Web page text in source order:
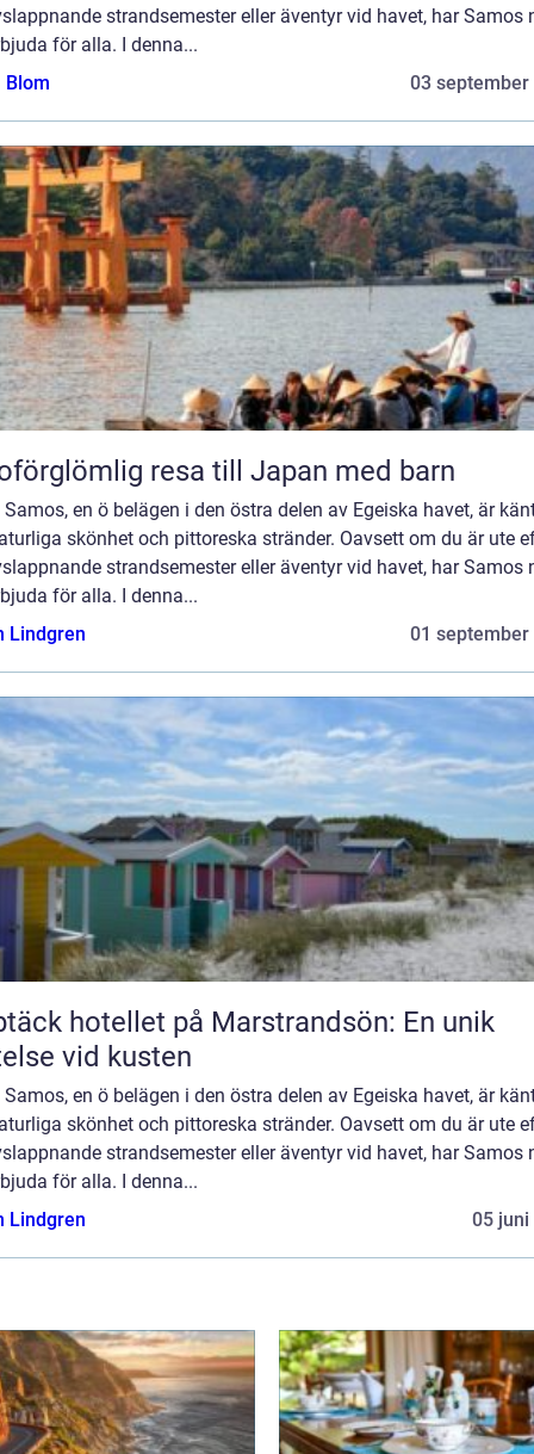
strandsemester eller äventyr vid havet, har Samos
för alla. I denna...
Blom
03 september
resa till Japan med barn
Samos, en ö belägen i den östra delen av Egeiska havet, är
skönhet och pittoreska stränder. Oavsett om du är ute
strandsemester eller äventyr vid havet, har Samos
för alla. I denna...
Lindgren
01 september
hotellet på Marstrandsön: En unik
vid kusten
Samos, en ö belägen i den östra delen av Egeiska havet, är
skönhet och pittoreska stränder. Oavsett om du är ute
strandsemester eller äventyr vid havet, har Samos
för alla. I denna...
Lindgren
05 juni